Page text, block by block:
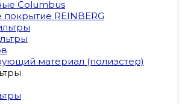
Columbus
REINBERG
материал (полиэстер)